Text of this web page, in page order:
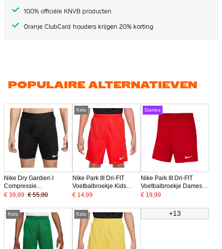
100% officiële KNVB producten
Oranje ClubCard houders krijgen 20% korting
POPULAIRE ALTERNATIEVEN
Nike Dry Gardien I
Compressie
Keepersbroekje Zwart
€ 39,99 € 55,00
Kids
Nike Park III Dri-FIT
Voetbalbroekje Kids
Rood
€ 14,99
Dames
Nike Park III Dri-FIT
Voetbalbroekje Dames
Rood
€ 19,99
Kids Kids +13